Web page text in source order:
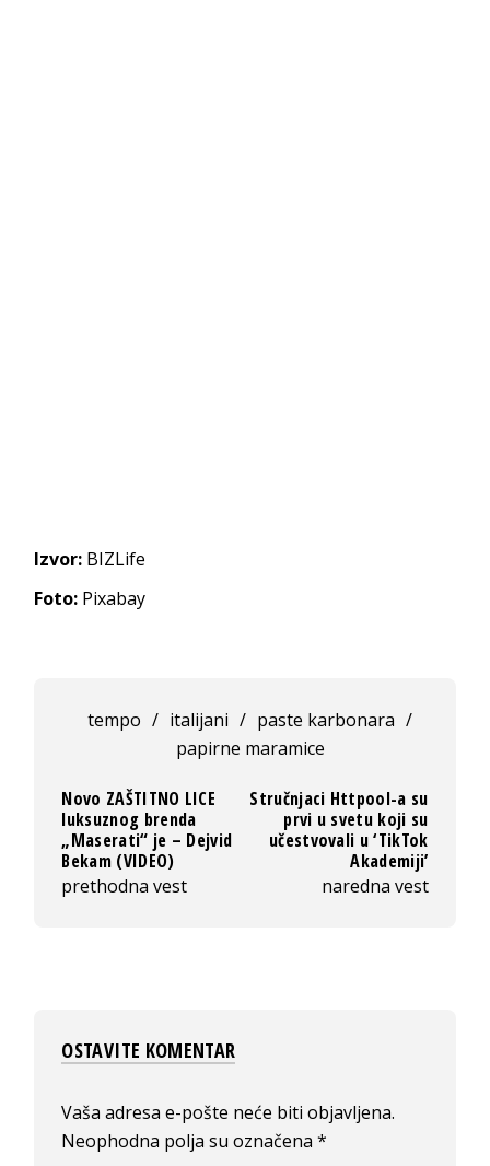
Izvor: BIZLife
Foto: Pixabay
tempo / italijani / paste karbonara /
papirne maramice
Novo ZAŠTITNO LICE
luksuznog brenda
„Maserati“ je – Dejvid
Bekam (VIDEO)
prethodna vest
Stručnjaci Httpool-a su
prvi u svetu koji su
učestvovali u ‘TikTok
Akademiji’
naredna vest
OSTAVITE KOMENTAR
Vaša adresa e-pošte neće biti objavljena.
Neophodna polja su označena*